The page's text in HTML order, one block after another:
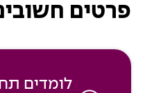
פרטים
לומדים